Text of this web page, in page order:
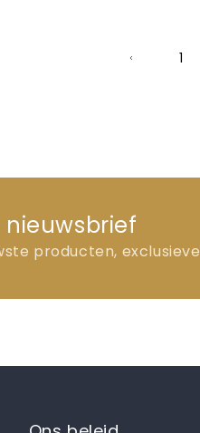
1
nieuwsbrief
producten,